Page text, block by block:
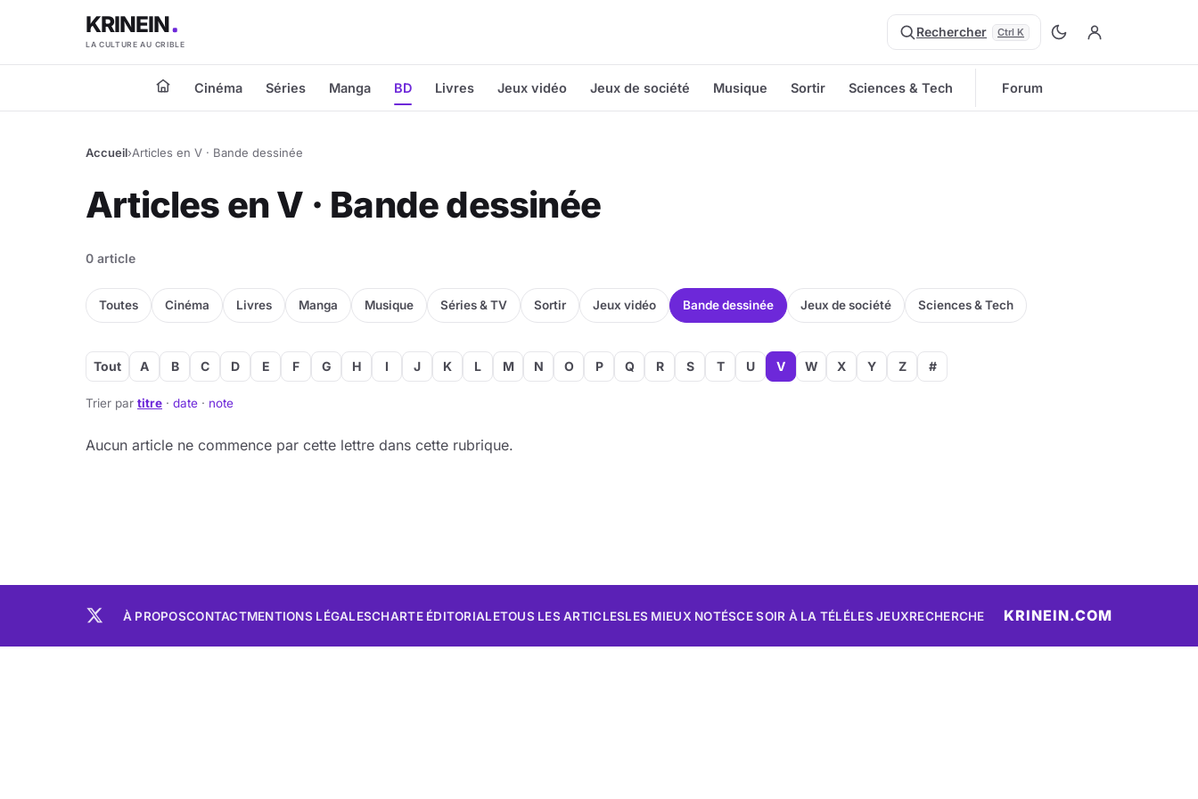
KRINEIN
LA CULTURE AU CRIBLE
Rechercher Ctrl K
Cinéma Séries Manga BD Livres Jeux vidéo Jeux de société Musique Sortir Sciences & Tech Forum
Accueil›Articles en V · Bande dessinée
Articles en V · Bande dessinée
0 article
Toutes Cinéma Livres Manga Musique Séries & TV Sortir Jeux vidéo Bande dessinée Jeux de société Sciences & Tech
Tout A B C D E F G H I J K L M N O P Q R S T U V W X Y Z #
Trier par titre · date · note
Aucun article ne commence par cette lettre dans cette rubrique.
À PROPOSCONTACTMENTIONS LÉGALESCHARTE ÉDITORIALETOUS LES ARTICLESLES MIEUX NOTÉSCE SOIR À LA TÉLÉLES JEUXRECHERCHE KRINEIN.COM